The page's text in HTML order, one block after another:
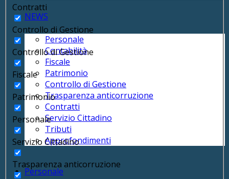
NEWS
Personale
Contabilità
Fiscale
Patrimonio
Controllo di Gestione
Trasparenza anticorruzione
Contratti
Servizio Cittadino
Tributi
Approfondimenti
Personale
Contratti
Controllo di Gestione
Controllo di Gestione
Fiscale
Patrimonio
Personale
Servizio Cittadino
Trasparenza anticorruzione